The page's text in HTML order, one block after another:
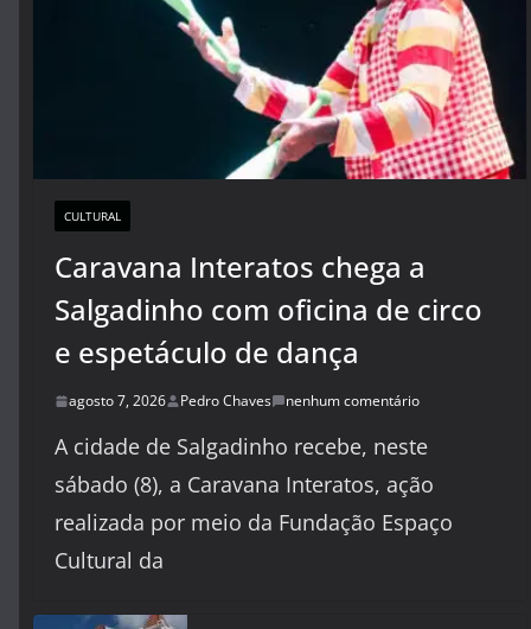
CULTURAL
Caravana Interatos chega a
Salgadinho com oficina de circo
e espetáculo de dança
agosto 7, 2026 Pedro Chaves nenhum comentário
A cidade de Salgadinho recebe, neste
sábado (8), a Caravana Interatos, ação
realizada por meio da Fundação Espaço
Cultural da